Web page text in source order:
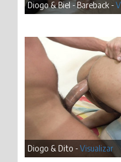
Diogo & Biel - Bareback -
Diogo & Dito -Visualizar